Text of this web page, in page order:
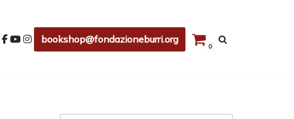
bookshop@fondazioneburri.org
0